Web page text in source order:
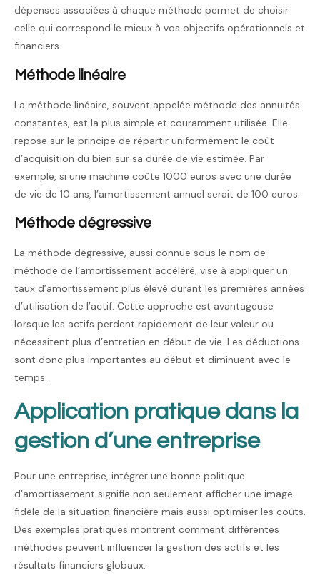
dépenses associées à chaque méthode permet de choisir
celle qui correspond le mieux à vos objectifs opérationnels et
financiers.
Méthode linéaire
La méthode linéaire, souvent appelée méthode des annuités
constantes, est la plus simple et couramment utilisée. Elle
repose sur le principe de répartir uniformément le coût
d’acquisition du bien sur sa durée de vie estimée. Par
exemple, si une machine coûte 1000 euros avec une durée
de vie de 10 ans, l’amortissement annuel serait de 100 euros.
Méthode dégressive
La méthode dégressive, aussi connue sous le nom de
méthode de l’amortissement accéléré, vise à appliquer un
taux d’amortissement plus élevé durant les premières années
d’utilisation de l’actif. Cette approche est avantageuse
lorsque les actifs perdent rapidement de leur valeur ou
nécessitent plus d’entretien en début de vie. Les déductions
sont donc plus importantes au début et diminuent avec le
temps.
Application pratique dans la
gestion d’une entreprise
Pour une entreprise, intégrer une bonne politique
d’amortissement signifie non seulement afficher une image
fidèle de la situation financière mais aussi optimiser les coûts.
Des exemples pratiques montrent comment différentes
méthodes peuvent influencer la gestion des actifs et les
résultats financiers globaux.